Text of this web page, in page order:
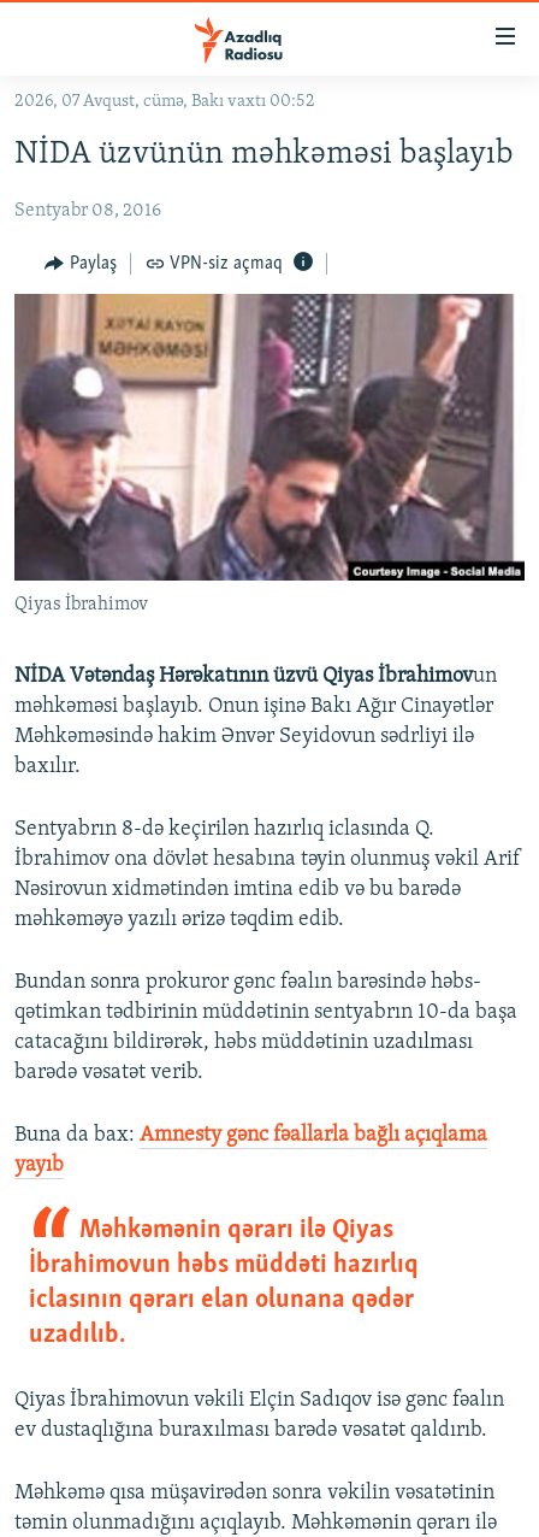
Əsas
qayıt
naviqasiyaya
Axtarışa
KORRUPSIOMETR
#ƏSLINDƏ
FƏRQƏ BAX
QANUNI DOĞRU
ARAŞDIRMA
MULTIMEDIA
VIDEO
FOTOQALEREYA
İNFOQRAFIKA
KARIKATURA
RADIO ARXIV
OXU ZALI
AZƏRBAYCAN ƏDƏBIYYATI KITABXANASI
İSLAM VƏ DEMOKRATIYA
HAQQIMIZDA
MISSIYAMIZ
PEŞƏ ETIKASI VƏ JURNALISTIKA STANDARTLARIMIZ
AZADLIQRADIOSU MOBIL TELEFONUNUZDA
BIZIMLƏ ƏLAQƏ
BIZI IZLƏ
RFE/RL-in bütün saytları
2026, 07 Avqust, cümə, Bakı vaxtı 00:52
NİDA üzvünün məhkəməsi başlayıb
Sentyabr 08, 2016
Paylaş VPN-siz açmaq
Qiyas İbrahimov
NİDA Vətəndaş Hərəkatının üzvü Qiyas İbrahimovun
məhkəməsi başlayıb. Onun işinə Bakı Ağır Cinayətlər
Məhkəməsində hakim Ənvər Seyidovun sədrliyi ilə
baxılır.
Sentyabrın 8-də keçirilən hazırlıq iclasında Q.
İbrahimov ona dövlət hesabına təyin olunmuş vəkil Arif
Nəsirovun xidmətindən imtina edib və bu barədə
məhkəməyə yazılı ərizə təqdim edib.
Bundan sonra prokuror gənc fəalın barəsində həbs-
qətimkan tədbirinin müddətinin sentyabrın 10-da başa
catacağını bildirərək, həbs müddətinin uzadılması
barədə vəsatət verib.
Buna da bax:​ Amnesty gənc fəallarla bağlı açıqlama
yayıb
Məhkəmənin qərarı ilə Qiyas
İbrahimovun həbs müddəti hazırlıq
iclasının qərarı elan olunana qədər
uzadılıb.
Qiyas İbrahimovun vəkili Elçin Sadıqov isə gənc fəalın
ev dustaqlığına buraxılması barədə vəsatət qaldırıb.
Məhkəmə qısa müşavirədən sonra vəkilin vəsatətinin
təmin olunmadığını açıqlayıb. Məhkəmənin qərarı ilə